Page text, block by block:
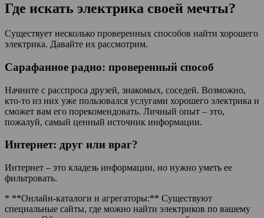
Где искать электрика своей мечты?
Существует несколько проверенных способов найти хорошего
электрика. Давайте их рассмотрим.
Сарафанное радио: проверенный способ
Начните с расспроса друзей, знакомых, соседей. Возможно,
кто-то из них уже пользовался услугами хорошего электрика и
сможет вам его порекомендовать. Личный опыт – это,
пожалуй, самый ценный источник информации.
Интернет: друг или враг?
Интернет – это кладезь информации, но нужно уметь ее
фильтровать.
* **Онлайн-каталоги и агрегаторы:** Существуют
специальные сайты, где можно найти электриков по вашему